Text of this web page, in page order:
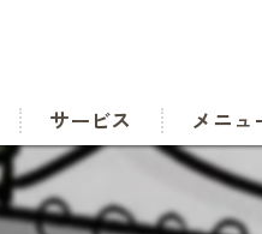
サービス メニュ